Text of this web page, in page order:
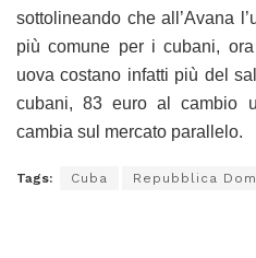
sottolineando che all’Avana
più comune per i cubani,
uova costano infatti più del
cubani, 83 euro al cambio
cambia sul mercato parallelo.
Tags: Cuba Repubblica